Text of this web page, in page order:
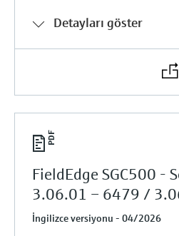
Detayları göster
FieldEdge SGC500 -
3.06.01 – 6479 /
İngilizce versiyonu - 04/2026